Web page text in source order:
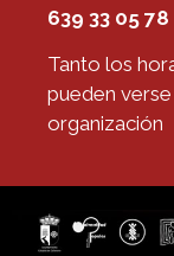
639 33 05
Tanto los
pueden
organización